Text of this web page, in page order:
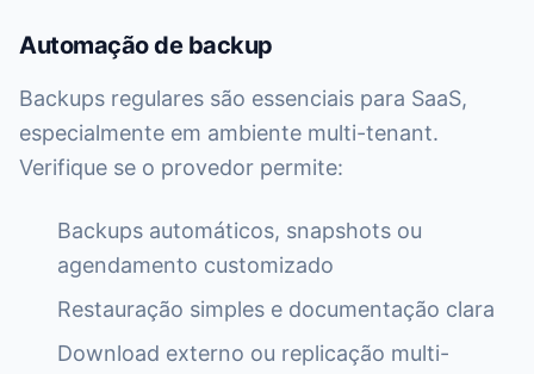
Automação de backup
Backups regulares são essenciais para SaaS,
especialmente em ambiente multi-tenant.
Verifique se o provedor permite:
Backups automáticos, snapshots ou
agendamento customizado
Restauração simples e documentação clara
Download externo ou replicação multi-